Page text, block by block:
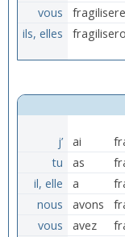
vous
ils, elles
j’ ai
tu
as
il, elle
a
nous
avons
vous
avez